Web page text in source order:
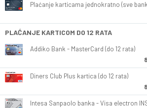
Plaćanje karticama jednokratno (sve
PLAĆANJE KARTICOM DO 12 RATA
Addiko Bank - MasterCard (do 12 rata)
Diners Club Plus kartica (do 12 rata)
Intesa Sanpaolo banka - Visa electron